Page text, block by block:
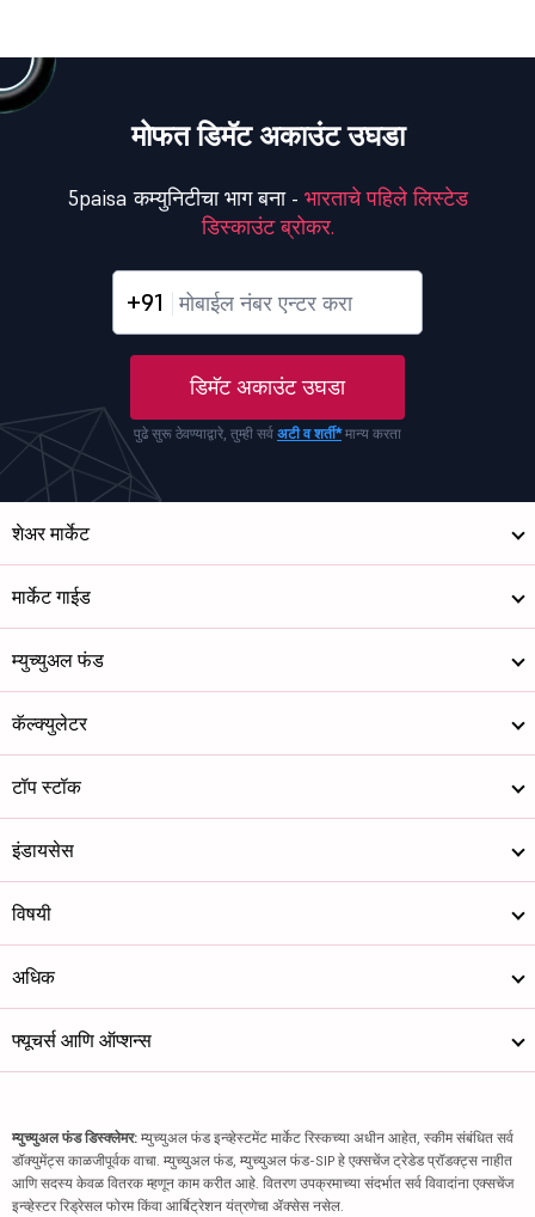
मोफत डिमॅट अकाउंट उघडा
5paisa कम्युनिटीचा भाग बना - भारताचे पहिले लिस्टेड
डिस्काउंट ब्रोकर.
+91
डिमॅट अकाउंट उघडा
पुढे सुरू ठेवण्याद्वारे, तुम्ही सर्व अटी व शर्ती*मान्य करता
शेअर मार्केट
मार्केट गाईड
म्युच्युअल फंड
कॅल्क्युलेटर
टॉप स्टॉक
इंडायसेस
विषयी
अधिक
फ्यूचर्स आणि ऑप्शन्स
म्युच्युअल फंड डिस्क्लेमर: म्युच्युअल फंड इन्व्हेस्टमेंट मार्केट रिस्कच्या अधीन आहेत, स्कीम संबंधित सर्व
डॉक्युमेंट्स काळजीपूर्वक वाचा. म्युच्युअल फंड, म्युच्युअल फंड-SIP हे एक्सचेंज ट्रेडेड प्रॉडक्ट्स नाहीत
आणि सदस्य केवळ वितरक म्हणून काम करीत आहे. वितरण उपक्रमाच्या संदर्भात सर्व विवादांना एक्सचेंज
इन्व्हेस्टर रिड्रेसल फोरम किंवा आर्बिट्रेशन यंत्रणेचा ॲक्सेस नसेल.